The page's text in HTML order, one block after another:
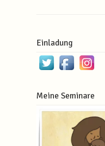
Einladung
Meine Seminare